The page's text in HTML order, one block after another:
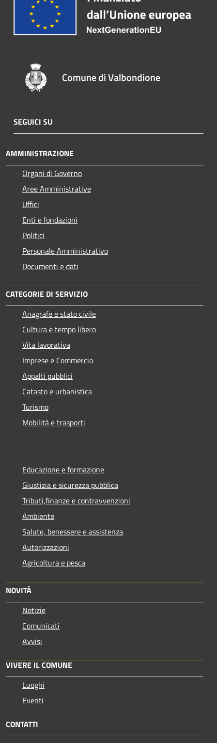
Comune di Valbondione
SEGUICI SU
AMMINISTRAZIONE
Organi di Governo
Aree Amministrative
Uffici
Enti e fondazioni
Politici
Personale Amministrativo
Documenti e dati
CATEGORIE DI SERVIZIO
Anagrafe e stato civile
Cultura e tempo libero
Vita lavorativa
Imprese e Commercio
Appalti pubblici
Catasto e urbanistica
Turismo
Mobilità e trasporti
Educazione e formazione
Giustizia e sicurezza pubblica
Tributi,finanze e contravvenzioni
Ambiente
Salute, benessere e assistenza
Autorizzazioni
Agricoltura e pesca
NOVITÀ
Notizie
Comunicati
Avvisi
VIVERE IL COMUNE
Luoghi
Eventi
CONTATTI